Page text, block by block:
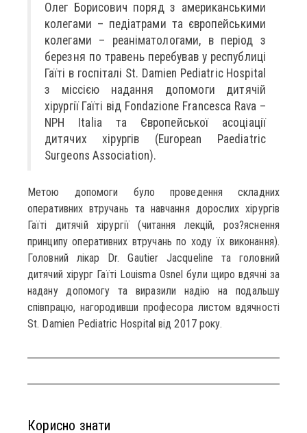
Олег Борисович поряд з американськими
колегами – педіатрами та європейськими
колегами – реаніматологами, в період з
березня по травень перебував у республиці
Гаїті в госпіталі St. Damien Pediatric Hospital
з міссією надання допомоги дитячій
хірургії Гаїті від Fondazione Francesca Rava –
NPH Italia та Європейської асоціації
дитячих хірургів (European Paediatric
Surgeons Association).
Метою допомоги було проведення складних
оперативних втручань та навчання дорослих хірургів
Гаїті дитячій хірургії (читання лекцій, роз?яснення
принципу оперативних втручань по ходу їх виконання).
Головний лікар Dr. Gautier Jacqueline та головний
дитячий хірург Гаїті Louisma Osnel були щиро вдячні за
надану допомогу та виразили надію на подальшу
співпрацю, нагородивши професора листом вдячності
St. Damien Pediatric Hospital від 2017 року.
Корисно знати